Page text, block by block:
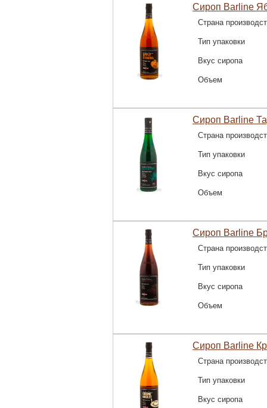
Сироп Barline
Страна
Тип упаковки
Вкус сиропа
Объем
Сироп Barline
Страна
Тип упаковки
Вкус сиропа
Объем
Сироп Barline
Страна
Тип упаковки
Вкус сиропа
Объем
Сироп Barline
Страна
Тип упаковки
Вкус сиропа